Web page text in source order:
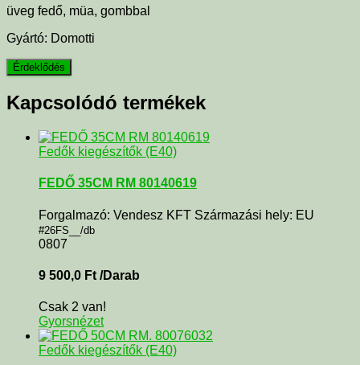
üveg fedő, müa, gombbal
Gyártó: Domotti
Kapcsolódó termékek
Fedők kiegészítők (E40)
FEDŐ 35CM RM 80140619
Forgalmazó: Vendesz KFT Származási hely: EU
#26FS__/db
0807
9 500,0 Ft /Darab
Csak 2 van!
Gyorsnézet
Fedők kiegészítők (E40)